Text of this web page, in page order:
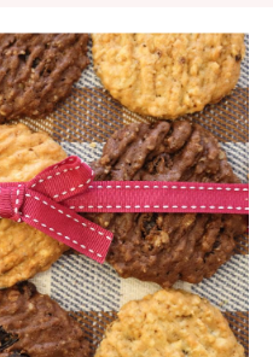
Continue
Reading